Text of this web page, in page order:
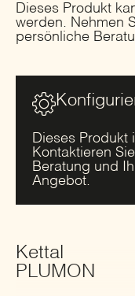
Dieses Produkt
werden. Nehmen
persönliche
Dieses Produkt
Kontaktieren
Beratung und
Angebot.
Kettal
PLUMON